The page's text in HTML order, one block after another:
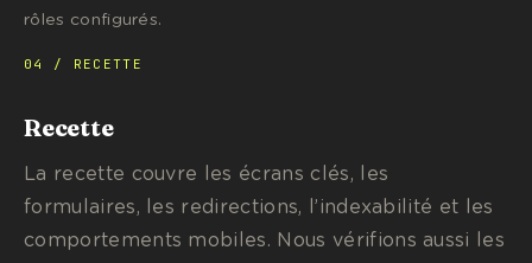
rôles configurés.
04 / RECETTE
Recette
La recette couvre les écrans clés, les
formulaires, les redirections, l’indexabilité et les
comportements mobiles. Nous vérifions aussi les